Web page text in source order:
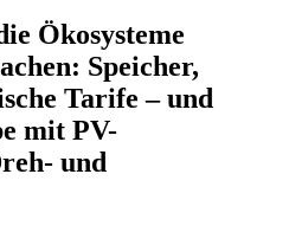
Ökosysteme
Speicher,
Tarife – und
mit PV-
und